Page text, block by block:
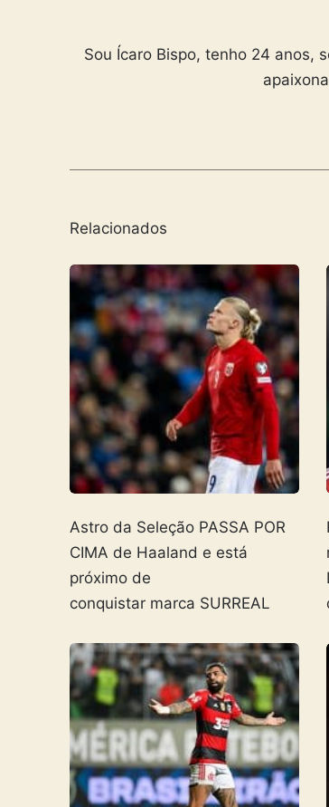
Sou Ícaro Bispo, tenho 24 anos,
Relacionados
Astro da Seleção PASSA POR
CIMA de Haaland e está
próximo de
conquistar marca SURREAL